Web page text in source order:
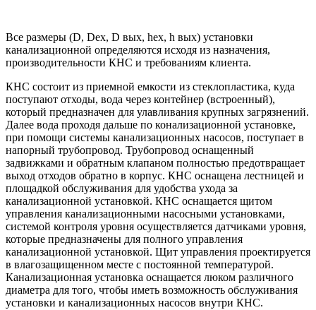
Все размеры (D, Dex, D вых, hex, h вых) установки
канализационной определяются исходя из назначения,
производительности КНС и требованиям клиента.
КНС состоит из приемной емкости из стеклопластика, куда
поступают отходы, вода через контейнер (встроенный),
который предназначен для улавливания крупных загрязнений.
Далее вода проходя дальше по конализационной установке,
при помощи системы канализационных насосов, поступает в
напорный трубопровод. Трубопровод оснащенный
задвижками и обратным клапаном полностью предотвращает
выход отходов обратно в корпус. КНС оснащена лестницей и
площадкой обслуживания для удобства ухода за
канализационной установкой. КНС оснащается щитом
управления канализационными насосными установками,
системой контроля уровня осуществляется датчиками уровня,
которые предназначены для полного управления
канализационной установкой. Щит управления проектируется
в влагозащищенном месте с постоянной температурой.
Канализационная установка оснащается люком различного
диаметра для того, чтобы иметь возможность обслуживания
установки и канализационных насосов внутри КНС.